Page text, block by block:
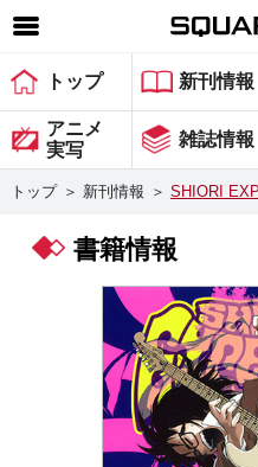
SQUARE ENIX 公式サ
ゲーム
マガジン＆ブックス
グッズ
トップ 新刊情報
アニメ
実写
雑誌情報
トップ ＞ 新刊情報 ＞ SHIORI
書籍情報